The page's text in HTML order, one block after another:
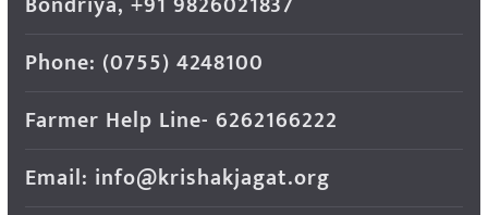
Phone: (0755) 4248100
Farmer Help Line- 6262166222
Email: info@krishakjagat.org